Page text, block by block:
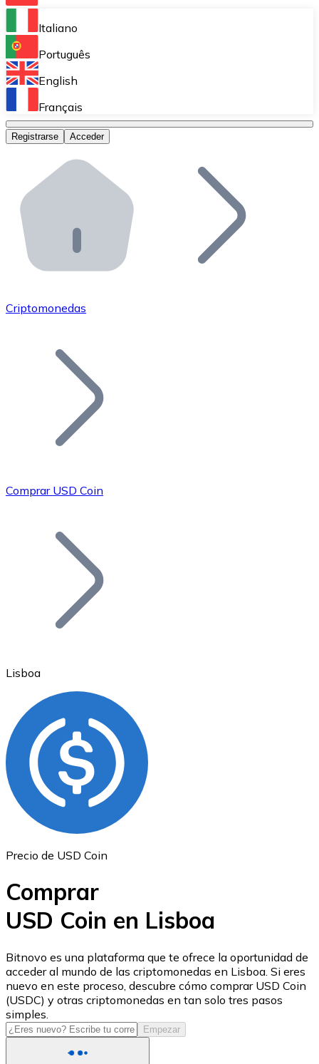
Bitnovo Ramp
Integra nuestra solución en tu plataforma.
Bitnovo Giftcards
Bitnovo OTC
Bitnovo ATM
Integra un ATM Bitnovo en tu negocio y permite que
Bitnovo API
Integra nuestra API en tu ecosistema.
Únete a nuestra red de distribuidores.
Añade tu proyecto a nuestro ecosistema.
Bitcoin
Ethereum
ETH
USD Coin
USDC
Italiano
Português
English
Français
Registrarse Acceder
Criptomonedas
Comprar USD Coin
Lisboa
Precio de USD Coin
Comprar
USD Coin en Lisboa
Bitnovo es una plataforma que te ofrece la oportunidad de
acceder al mundo de las criptomonedas en Lisboa. Si eres
nuevo en este proceso, descubre cómo comprar USD Coin
(USDC) y otras criptomonedas en tan solo tres pasos
simples.
Empezar